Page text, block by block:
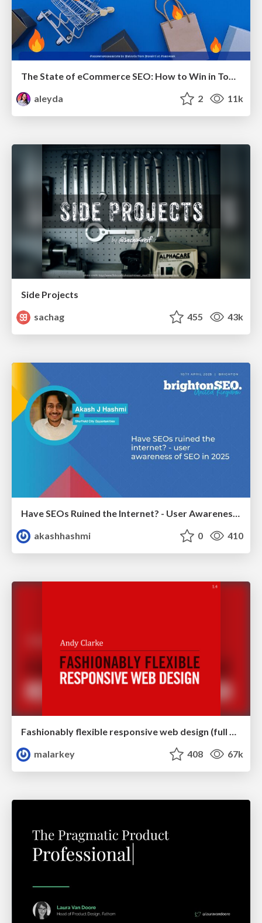
The State of eCommerce SEO: How to Win in Today's Products SERPs - #SEOweek
aleyda
2 11k
Side Projects
sachag
455 43k
akashhashmi
0 410
Fashionably flexible responsive web design (full day workshop)
malarkey
408 67k